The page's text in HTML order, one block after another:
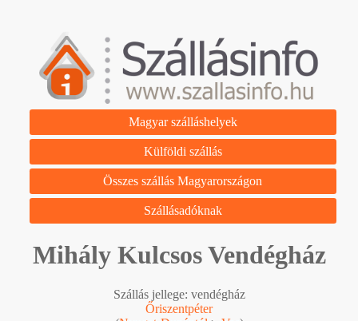
Magyar szálláshelyek
Külföldi szállás
Összes szállás Magyarországon
Szállásadóknak
Mihály Kulcsos Vendégház
Szállás jellege: vendégház
Őriszentpéter